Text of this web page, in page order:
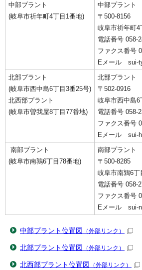
中部プラント
(岐阜市祈年町4丁目1番地)
中部プラント
〒500-8156
岐阜市祈年町4
電話番号 058-
ファクス番号
Eメール sui-
北部プラント
(岐阜市西中島6丁目3番25号)
北西部プラント
(岐阜市曽我屋8丁目77番地)
北部プラント
〒502-0916
岐阜市西中島6
電話番号 058-
ファクス番号
Eメール sui-
南部プラント
(岐阜市南鶉6丁目78番地)
南部プラント
〒500-8285
岐阜市南鶉6丁
電話番号 058-
ファクス番号
Eメール sui-
中部プラント位置図 （外部リンク）
北部プラント位置図 （外部リンク）
北西部プラント位置図 （外部リンク）